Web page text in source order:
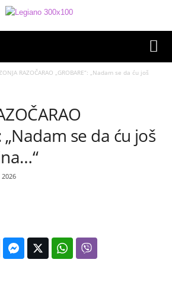
RAZOČARAO „GROBARE“: „Nadam se da ću još
„Nadam se da ću još
2026